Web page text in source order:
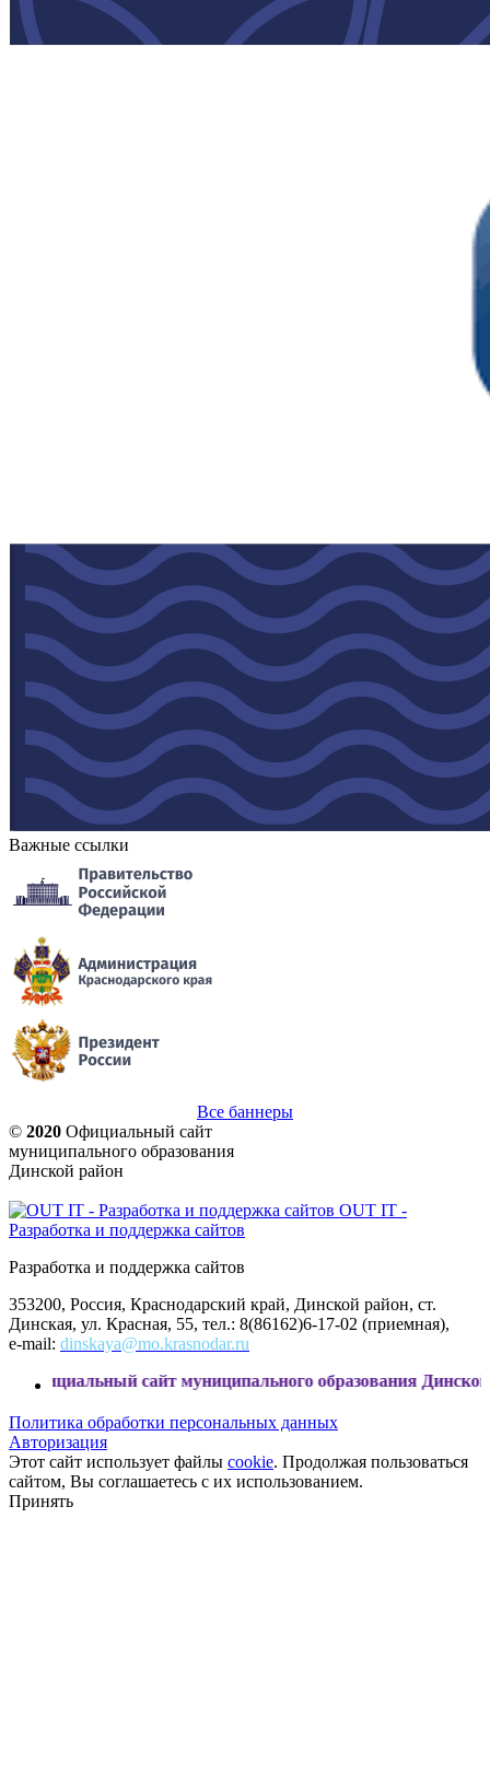
Важные ссылки
Все баннеры
© 2020 Официальный сайт
муниципального образования
Динской район
OUT IT -
Разработка и поддержка сайтов
Разработка и поддержка сайтов
353200, Россия, Краснодарский край, Динской район, ст.
Динская, ул. Красная, 55, тел.: 8(86162)6-17-02 (приемная),
e-mail: dinskaya@mo.krasnodar.ru
сайт муниципального образования Динской район
Политика обработки персональных данных
Авторизация
Этот сайт использует файлы cookie. Продолжая пользоваться
сайтом, Вы соглашаетесь с их использованием.
Принять